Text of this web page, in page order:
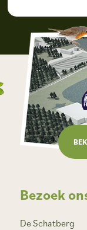
Bezoek
De Schatberg